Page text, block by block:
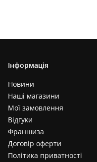
Інформація
Новини
Наші магазини
Мої замовлення
Відгуки
Франшиза
Договір оферти
Політика приватності